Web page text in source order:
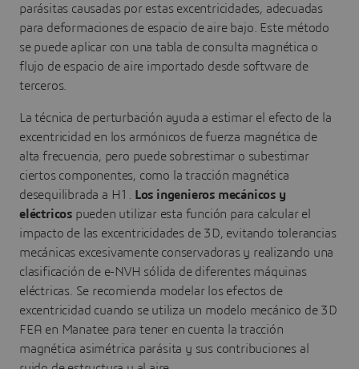
parásitas causadas por estas excentricidades, adecuadas
para deformaciones de espacio de aire bajo. Este método
se puede aplicar con una tabla de consulta magnética o
flujo de espacio de aire importado desde software de
terceros.
La técnica de perturbación ayuda a estimar el efecto de la
excentricidad en los armónicos de fuerza magnética de
alta frecuencia, pero puede sobrestimar o subestimar
ciertos componentes, como la tracción magnética
desequilibrada a H1.
Los ingenieros mecánicos y
eléctricos pueden utilizar esta función para calcular el
impacto de las excentricidades de 3D, evitando tolerancias
mecánicas excesivamente conservadoras y realizando una
clasificación de e-NVH sólida de diferentes máquinas
eléctricas. Se recomienda modelar los efectos de
excentricidad cuando se utiliza un modelo mecánico de 3D
FEA en Manatee para tener en cuenta la tracción
magnética asimétrica parásita y sus contribuciones al